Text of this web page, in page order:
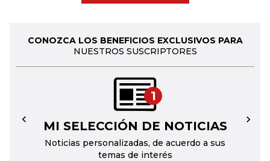
CONOZCA LOS BENEFICIOS EXCLUSIVOS PARA
NUESTROS SUSCRIPTORES
1
MI SELECCIÓN DE NOTICIAS
Noticias personalizadas, de acuerdo a sus
temas de interés
← →